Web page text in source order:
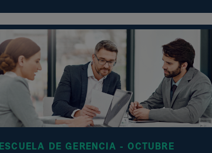
ESCUELA DE GERENCIA - OCTUBRE